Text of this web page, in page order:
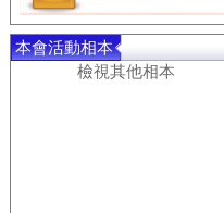
本會活動相本
檢視其他相本